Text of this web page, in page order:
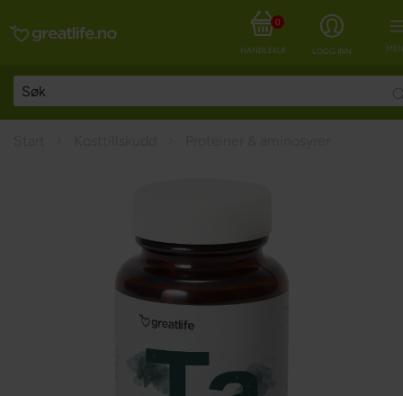
LOGG INN
HANDLEKURV
0